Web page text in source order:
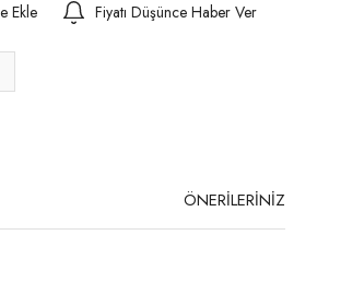
Fiyatı Düşünce Haber Ver
ÖNERİLERİNİZ